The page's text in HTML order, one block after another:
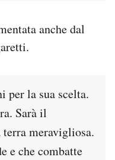
anche dal
per la sua scelta.
Sarà il
meravigliosa.
e che combatte